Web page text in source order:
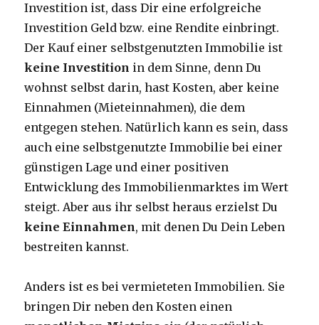
Investition ist, dass Dir eine erfolgreiche
Investition Geld bzw. eine Rendite einbringt.
Der Kauf einer selbstgenutzten Immobilie ist
keine Investition in dem Sinne, denn Du
wohnst selbst darin, hast Kosten, aber keine
Einnahmen (Mieteinnahmen), die dem
entgegen stehen. Natürlich kann es sein, dass
auch eine selbstgenutzte Immobilie bei einer
günstigen Lage und einer positiven
Entwicklung des Immobilienmarktes im Wert
steigt. Aber aus ihr selbst heraus erzielst Du
keine Einnahmen, mit denen Du Dein Leben
bestreiten kannst.
Anders ist es bei vermieteten Immobilien. Sie
bringen Dir neben den Kosten einen